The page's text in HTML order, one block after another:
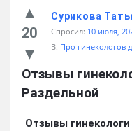
20
Сурикова
Спросил: 10 июля,
В: Про гинекологов
Отзывы
Раздельной
Отзывы